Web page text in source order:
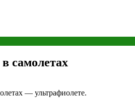
самолетах
— ультрафиолете.